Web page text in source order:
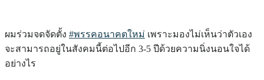
ผมร่วมจดจัดตั้ง #พรรคอนาคตใหม่ เพราะมองไม่เห็นว่าตัวเอง
จะสามารถอยู่ในสังคมนี้ต่อไปอีก 3-5 ปีด้วยความนิ่งนอนใจได้
อย่างไร